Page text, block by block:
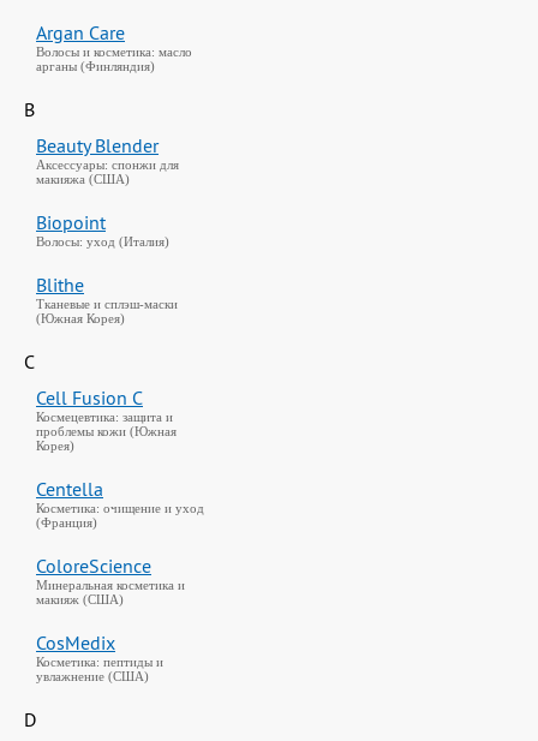
Argan Care
Волосы и косметика: масло
арганы (Финляндия)
B
Beauty Blender
Аксессуары: спонжи для
макияжа (США)
Biopoint
Волосы: уход (Италия)
Blithe
Тканевые и сплэш-маски
(Южная Корея)
C
Cell Fusion C
Космецевтика: защита и
проблемы кожи (Южная
Корея)
Centella
Косметика: очищение и уход
(Франция)
ColoreScience
Минеральная косметика и
макияж (США)
CosMedix
Косметика: пептиды и
увлажнение (США)
D